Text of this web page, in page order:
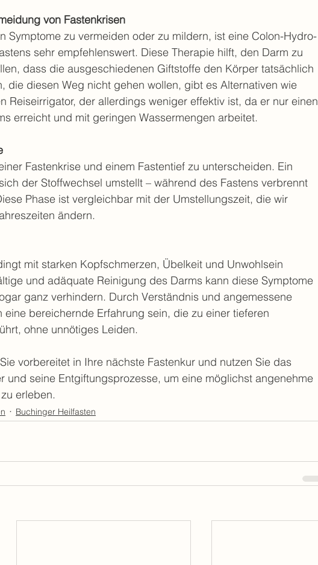
von Fastenkrisen
Symptome zu vermeiden oder zu mildern, ist eine Colon-Hydro-
sehr empfehlenswert. Diese Therapie hilft, den Darm zu
dass die ausgeschiedenen Giftstoffe den Körper tatsächlich
die diesen Weg nicht gehen wollen, gibt es Alternativen wie
Reiseirrigator, der allerdings weniger effektiv ist, da er nur einen
erreicht und mit geringen Wassermengen arbeitet.
Fastenkrise und einem Fastentief zu unterscheiden. Ein
der Stoffwechsel umstellt – während des Fastens verbrennt
Phase ist vergleichbar mit der Umstellungszeit, die wir
ändern.
mit starken Kopfschmerzen, Übelkeit und Unwohlsein
und adäquate Reinigung des Darms kann diese Symptome
ganz verhindern. Durch Verständnis und angemessene
eine bereichernde Erfahrung sein, die zu einer tieferen
ohne unnötiges Leiden.
vorbereitet in Ihre nächste Fastenkur und nutzen Sie das
und seine Entgiftungsprozesse, um eine möglichst angenehme
erleben.
Buchinger Heilfasten